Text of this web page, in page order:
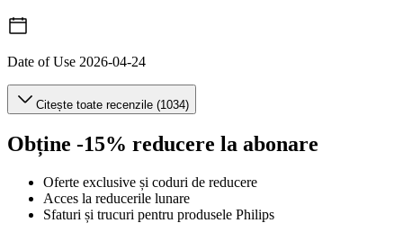
Date of Use 2026-04-24
Citește toate recenzile (1034)
Obține -15% reducere la abonare
Oferte exclusive și coduri de reducere
Acces la reducerile lunare
Sfaturi și trucuri pentru produsele Philips